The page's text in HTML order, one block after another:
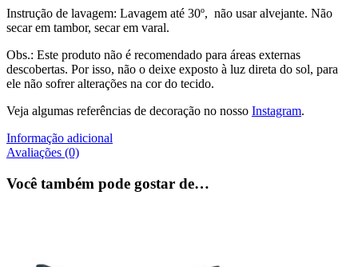
Instrução de lavagem: Lavagem até 30º, não usar alvejante. Não
secar em tambor, secar em varal.
Obs.: Este produto não é recomendado para áreas externas
descobertas. Por isso, não o deixe exposto à luz direta do sol, para
ele não sofrer alterações na cor do tecido.
Veja algumas referências de decoração no nosso Instagram.
Informação adicional
Avaliações (0)
Você também pode gostar de…